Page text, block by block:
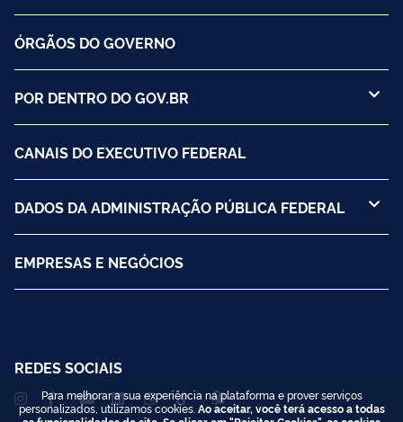
ÓRGÃOS DO GOVERNO
POR DENTRO DO GOV.BR
CANAIS DO EXECUTIVO FEDERAL
DADOS DA ADMINISTRAÇÃO PÚBLICA FEDERAL
EMPRESAS E NEGÓCIOS
REDES SOCIAIS
Para melhorar a sua experiência na plataforma e prover serviços
personalizados, utilizamos cookies. Ao aceitar, você terá acesso a todas